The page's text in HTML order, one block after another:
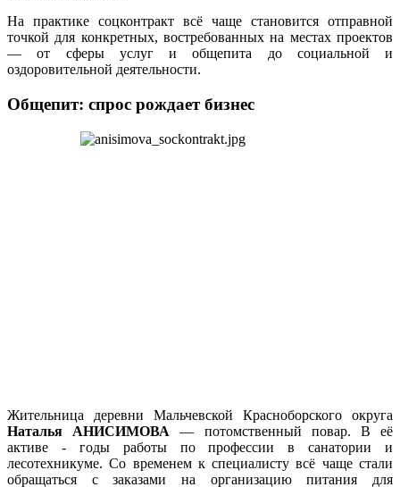
На практике соцконтракт всё чаще становится отправной
точкой для конкретных, востребованных на местах проектов
— от сферы услуг и общепита до социальной и
оздоровительной деятельности.
Общепит: спрос рождает бизнес
Жительница деревни Мальчевской Красноборского округа
Наталья АНИСИМОВА — потомственный повар. В её
активе - годы работы по профессии в санатории и
лесотехникуме. Со временем к специалисту всё чаще стали
обращаться с заказами на организацию питания для